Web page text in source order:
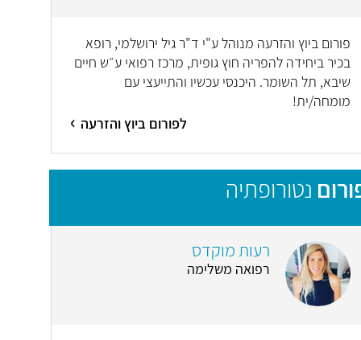
פורום ביוץ והזרעה מנוהל ע"י ד"ר גיל ירושלמי, רופא
בכיר ביחידה להפריה חוץ גופית, מרכז רפואי ע״ש חיים
שיבא, תל השומר. היכנסי עכשיו והתייעצי עם
מומחה/ית!
לפורום ביוץ והזרעה
נטורופתיה
רעות מוקדס
רפואה משלימה